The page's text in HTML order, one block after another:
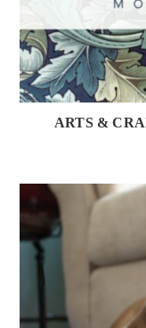
ARTS &